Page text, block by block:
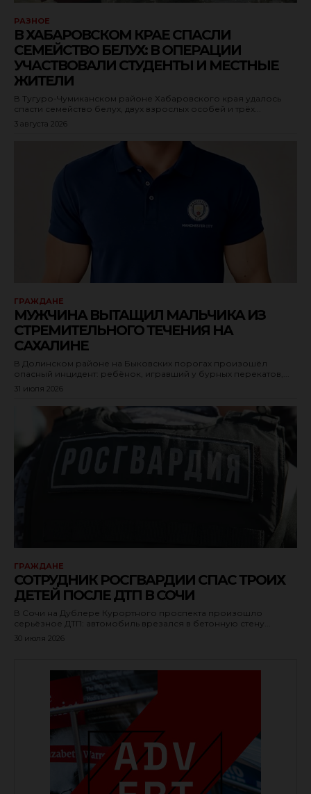
РАЗНОЕ
В ХАБАРОВСКОМ КРАЕ СПАСЛИ
СЕМЕЙСТВО БЕЛУХ: В ОПЕРАЦИИ
УЧАСТВОВАЛИ СТУДЕНТЫ И МЕСТНЫЕ
ЖИТЕЛИ
В Тугуро-Чумиканском районе Хабаровского края удалось
спасти семейство белух, двух взрослых особей и трёх...
3 августа 2026
ГРАЖДАНЕ
МУЖЧИНА ВЫТАЩИЛ МАЛЬЧИКА ИЗ
СТРЕМИТЕЛЬНОГО ТЕЧЕНИЯ НА
САХАЛИНЕ
В Долинском районе на Быковских порогах произошёл
опасный инцидент: ребёнок, игравший у бурных перекатов,...
31 июля 2026
ГРАЖДАНЕ
СОТРУДНИК РОСГВАРДИИ СПАС ТРОИХ
ДЕТЕЙ ПОСЛЕ ДТП В СОЧИ
В Сочи на Дублере Курортного проспекта произошло
серьёзное ДТП: автомобиль врезался в бетонную стену...
30 июля 2026